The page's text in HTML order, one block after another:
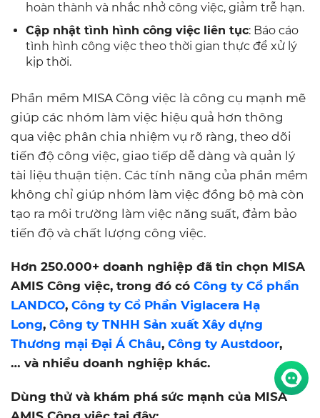
hoàn thành và nhắc nhở công việc, giảm trễ hạn.
Cập nhật tình hình công việc liên tục: Báo cáo
tình hình công việc theo thời gian thực để xử lý
kịp thời.
Phần mềm MISA Công việc là công cụ mạnh mẽ
giúp các nhóm làm việc hiệu quả hơn thông
qua việc phân chia nhiệm vụ rõ ràng, theo dõi
tiến độ công việc, giao tiếp dễ dàng và quản lý
tài liệu thuận tiện. Các tính năng của phần mềm
không chỉ giúp nhóm làm việc đồng bộ mà còn
tạo ra môi trường làm việc năng suất, đảm bảo
tiến độ và chất lượng công việc.
Hơn 250.000+ doanh nghiệp đã tin chọn MISA
AMIS Công việc, trong đó có Công ty Cổ phần
LANDCO, Công ty Cổ Phần Viglacera Hạ
Long, Công ty TNHH Sản xuất Xây dựng
Thương mại Đại Á Châu, Công ty Austdoor,
… và nhiều doanh nghiệp khác.
Dùng thử và khám phá sức mạnh của MISA